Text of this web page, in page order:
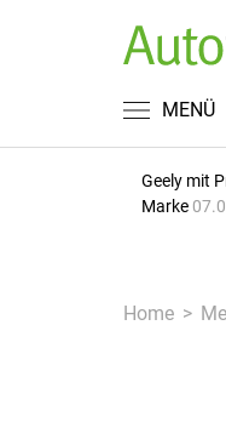
MENÜ
FUHRPARKWISSEN
Geely mit
Marke
Home